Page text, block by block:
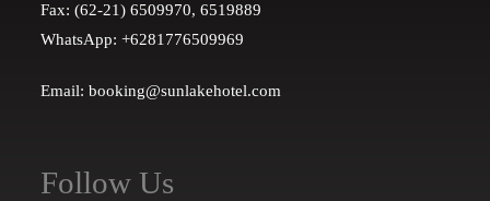
Fax: (62-21) 6509970, 6519889
WhatsApp: +6281776509969
Email: booking@sunlakehotel.com
Follow Us